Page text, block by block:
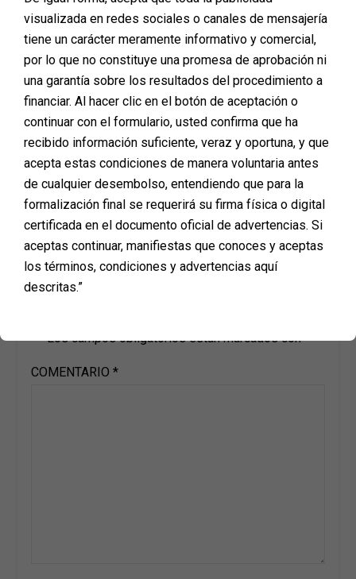
Los campos obligatorios están marcados con*
COMENTARIO *
visualizada en redes sociales o canales de mensajería
tiene un carácter meramente informativo y comercial,
por lo que no constituye una promesa de aprobación ni
una garantía sobre los resultados del procedimiento a
financiar. Al hacer clic en el botón de aceptación o
continuar con el formulario, usted confirma que ha
recibido información suficiente, veraz y oportuna, y que
acepta estas condiciones de manera voluntaria antes
de cualquier desembolso, entendiendo que para la
formalización final se requerirá su firma física o digital
certificada en el documento oficial de advertencias. Si
aceptas continuar, manifiestas que conoces y aceptas
los términos, condiciones y advertencias aquí
descritas.”